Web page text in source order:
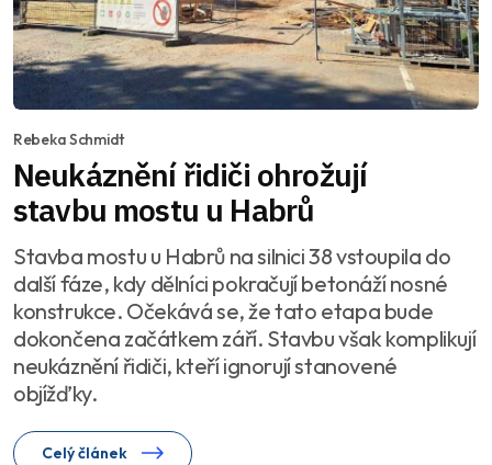
Rebeka Schmidt
Neukáznění řidiči ohrožují
stavbu mostu u Habrů
Stavba mostu u Habrů na silnici 38 vstoupila do
další fáze, kdy dělníci pokračují betonáží nosné
konstrukce. Očekává se, že tato etapa bude
dokončena začátkem září. Stavbu však komplikují
neukáznění řidiči, kteří ignorují stanovené
objížďky.
Celý článek